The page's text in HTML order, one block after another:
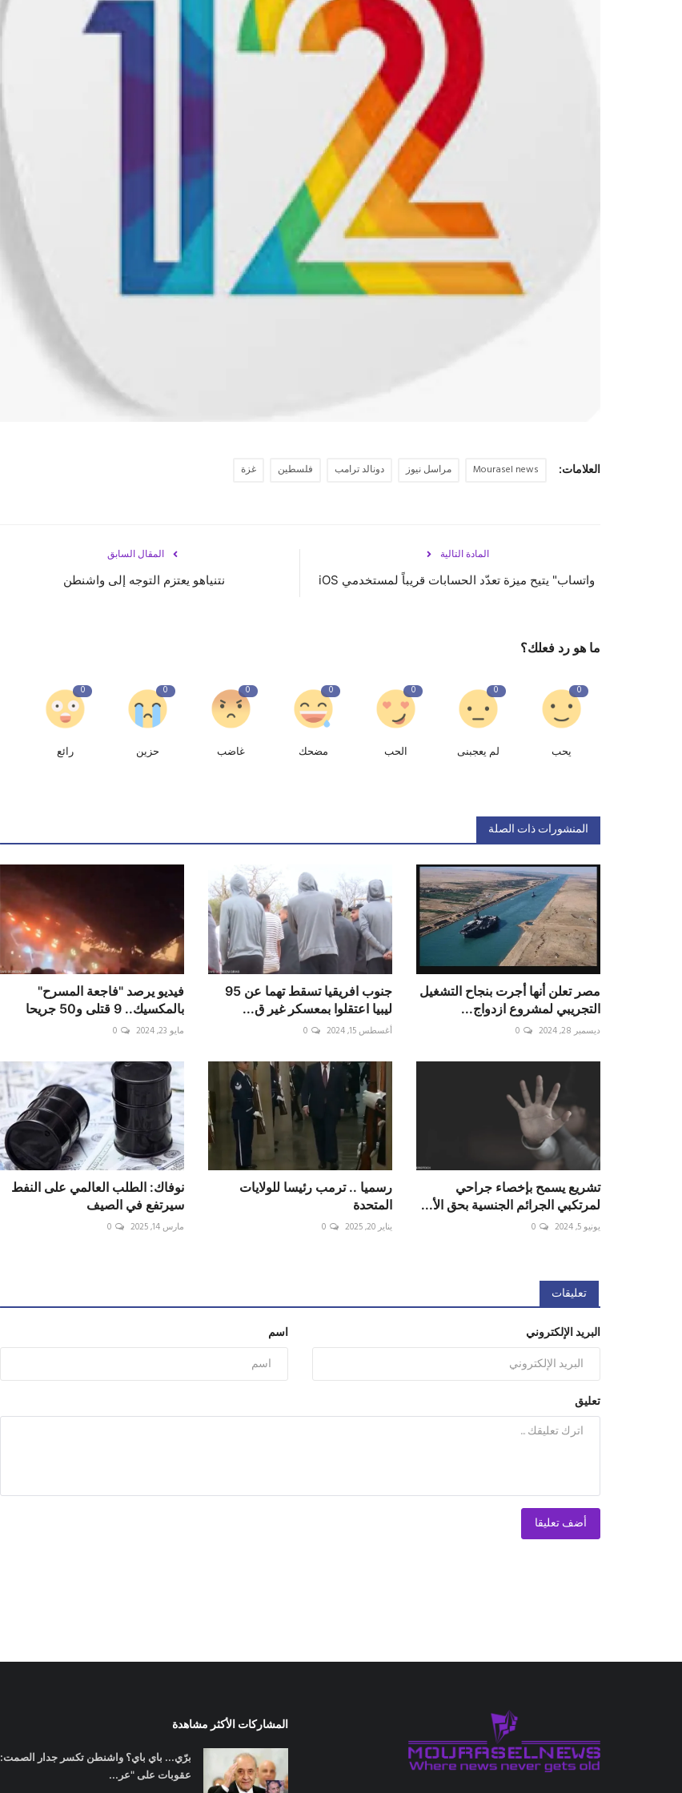
العلامات: Mourasel news مراسل نيوز دونالد ترامب فلسطين غزة
المقال السابق
نتنياهو يعتزم التوجه إلى واشنطن
المادة التالية
واتساب" يتيح ميزة تعدّد الحسابات قريباً لمستخدمي iOS
ما هو رد فعلك؟
0
يحب
0
لم يعجبنى
0
الحب
0
مضحك
0
غاضب
0
حزين
0
رائع
المنشورات ذات الصلة
مصر تعلن أنها أجرت بنجاح التشغيل
التجريبي لمشروع ازدواج...
ديسمبر 28, 2024 0
جنوب افريقيا تسقط تهما عن 95
ليبيا اعتقلوا بمعسكر غير ق...
أغسطس 15, 2024 0
فيديو يرصد "فاجعة المسرح"
بالمكسيك.. 9 قتلى و50 جريحا
مايو 23, 2024 0
تشريع يسمح بإخصاء جراحي
لمرتكبي الجرائم الجنسية بحق الأ...
يونيو 5, 2024 0
رسميا .. ترمب رئيسا للولايات
المتحدة ⁧‫
يناير 20, 2025 0
نوفاك: الطلب العالمي على النفط
سيرتفع في الصيف
مارس 14, 2025 0
تعليقات
اسم البريد الإلكتروني
تعليق
أضف تعليقا
المشاركات الأكثر مشاهدة
برّي... باي باي؟ واشنطن تكسر جدار الصمت:
عقوبات على "عر...